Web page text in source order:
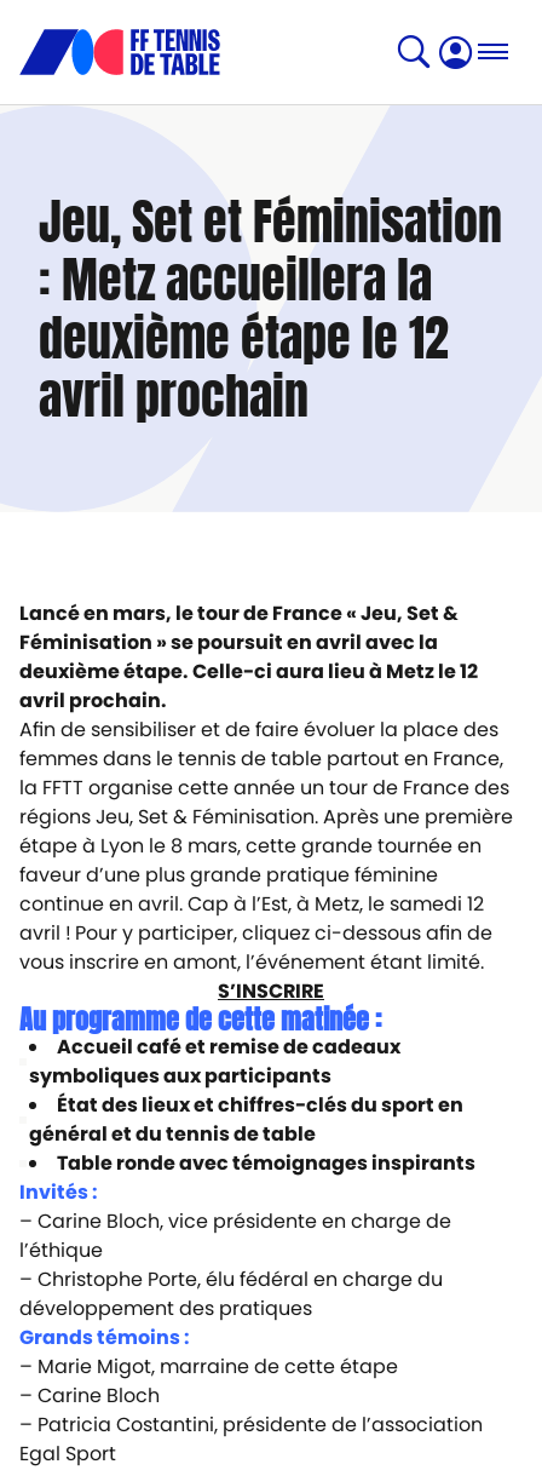
Jeu, Set et Féminisation
: Metz accueillera la
deuxième étape le 12
avril prochain
Lancé en mars, le tour de France « Jeu, Set &
Féminisation » se poursuit en avril avec la
deuxième étape. Celle-ci aura lieu à Metz le 12
avril prochain.
Afin de sensibiliser et de faire évoluer la place des
femmes dans le tennis de table partout en France,
la FFTT organise cette année un tour de France des
régions Jeu, Set & Féminisation. Après une première
étape à Lyon le 8 mars, cette grande tournée en
faveur d’une plus grande pratique féminine
continue en avril. Cap à l’Est, à Metz, le samedi 12
avril ! Pour y participer, cliquez ci-dessous afin de
vous inscrire en amont, l’événement étant limité.
S’INSCRIRE
Au programme de cette matinée :
Accueil café et remise de cadeaux
symboliques aux participants
État des lieux et chiffres-clés du sport en
général et du tennis de table
Table ronde avec témoignages inspirants
Invités :
– Carine Bloch, vice présidente en charge de
l’éthique
– Christophe Porte, élu fédéral en charge du
développement des pratiques
Grands témoins :
– Marie Migot, marraine de cette étape
– Carine Bloch
– Patricia Costantini, présidente de l’association
Egal Sport